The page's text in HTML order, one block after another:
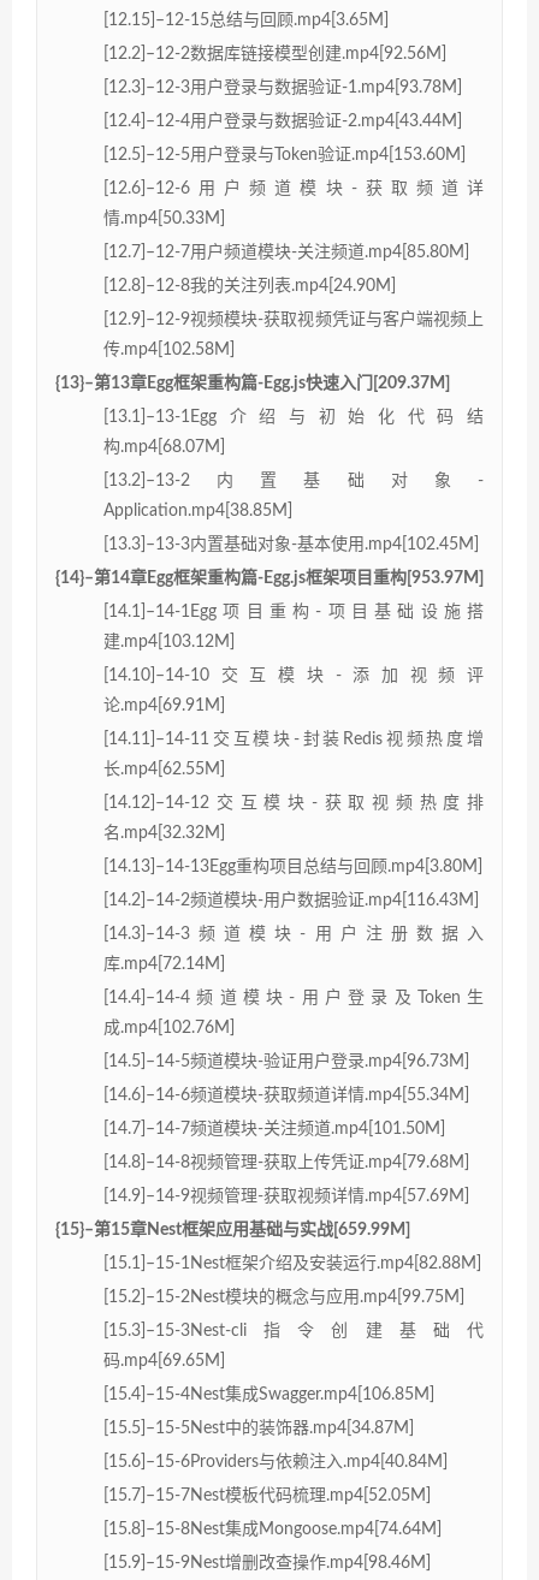
[12.15]–12-15总结与回顾.mp4[3.65M]
[12.2]–12-2数据库链接模型创建.mp4[92.56M]
[12.3]–12-3用户登录与数据验证-1.mp4[93.78M]
[12.4]–12-4用户登录与数据验证-2.mp4[43.44M]
[12.5]–12-5用户登录与Token验证.mp4[153.60M]
[12.6]–12-6用户频道模块-获取频道详
情.mp4[50.33M]
[12.7]–12-7用户频道模块-关注频道.mp4[85.80M]
[12.8]–12-8我的关注列表.mp4[24.90M]
[12.9]–12-9视频模块-获取视频凭证与客户端视频上
传.mp4[102.58M]
{13}–第13章Egg框架重构篇-Egg.js快速入门[209.37M]
[13.1]–13-1Egg介绍与初始化代码结
构.mp4[68.07M]
[13.2]–13-2内置基础对象-
Application.mp4[38.85M]
[13.3]–13-3内置基础对象-基本使用.mp4[102.45M]
{14}–第14章Egg框架重构篇-Egg.js框架项目重构[953.97M]
[14.1]–14-1Egg项目重构-项目基础设施搭
建.mp4[103.12M]
[14.10]–14-10交互模块-添加视频评
论.mp4[69.91M]
[14.11]–14-11交互模块-封装Redis视频热度增
长.mp4[62.55M]
[14.12]–14-12交互模块-获取视频热度排
名.mp4[32.32M]
[14.13]–14-13Egg重构项目总结与回顾.mp4[3.80M]
[14.2]–14-2频道模块-用户数据验证.mp4[116.43M]
[14.3]–14-3频道模块-用户注册数据入
库.mp4[72.14M]
[14.4]–14-4频道模块-用户登录及Token生
成.mp4[102.76M]
[14.5]–14-5频道模块-验证用户登录.mp4[96.73M]
[14.6]–14-6频道模块-获取频道详情.mp4[55.34M]
[14.7]–14-7频道模块-关注频道.mp4[101.50M]
[14.8]–14-8视频管理-获取上传凭证.mp4[79.68M]
[14.9]–14-9视频管理-获取视频详情.mp4[57.69M]
{15}–第15章Nest框架应用基础与实战[659.99M]
[15.1]–15-1Nest框架介绍及安装运行.mp4[82.88M]
[15.2]–15-2Nest模块的概念与应用.mp4[99.75M]
[15.3]–15-3Nest-cli指令创建基础代
码.mp4[69.65M]
[15.4]–15-4Nest集成Swagger.mp4[106.85M]
[15.5]–15-5Nest中的装饰器.mp4[34.87M]
[15.6]–15-6Providers与依赖注入.mp4[40.84M]
[15.7]–15-7Nest模板代码梳理.mp4[52.05M]
[15.8]–15-8Nest集成Mongoose.mp4[74.64M]
[15.9]–15-9Nest增删改查操作.mp4[98.46M]